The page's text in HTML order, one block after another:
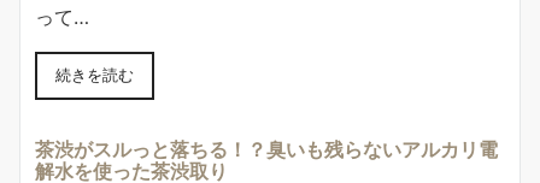
って…
続きを読む
茶渋がスルっと落ちる！？臭いも残らないアルカリ電
解水を使った茶渋取り